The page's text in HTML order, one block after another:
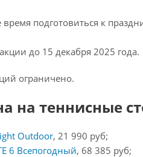
подготовиться к
до 15 декабря 2025 года.
ограничено.
на теннисные
Outdoor, 21 990 руб;
6 Всепогодный, 68 385 руб;